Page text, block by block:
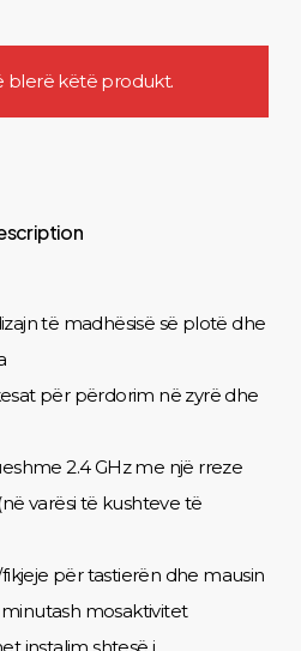
blerë këtë produkt.
të madhësisë së plotë dhe
për përdorim në zyrë dhe
2.4 GHz me një rreze
varësi të kushteve të
për tastierën dhe mausin
minutash mosaktivitet